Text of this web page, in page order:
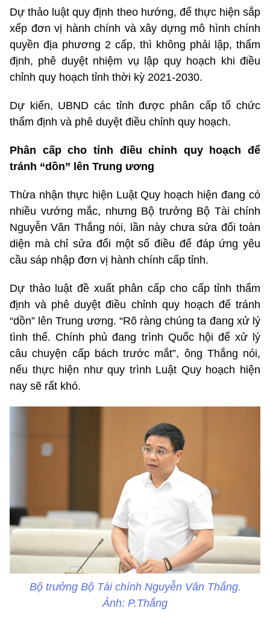
Dự thảo luật quy định theo hướng, để thực hiện sắp
xếp đơn vị hành chính và xây dựng mô hình chính
quyền địa phương 2 cấp, thì không phải lập, thẩm
định, phê duyệt nhiệm vụ lập quy hoạch khi điều
chỉnh quy hoạch tỉnh thời kỳ 2021-2030.
Dự kiến, UBND các tỉnh được phân cấp tổ chức
thẩm định và phê duyệt điều chỉnh quy hoạch.
Phân cấp cho tỉnh điều chỉnh quy hoạch để
tránh “dồn” lên Trung ương
Thừa nhận thực hiện Luật Quy hoạch hiện đang có
nhiều vướng mắc, nhưng Bộ trưởng Bộ Tài chính
Nguyễn Văn Thắng nói, lần này chưa sửa đổi toàn
diện mà chỉ sửa đổi một số điều để đáp ứng yêu
cầu sáp nhập đơn vị hành chính cấp tỉnh.
Dự thảo luật đề xuất phân cấp cho cấp tỉnh thẩm
định và phê duyệt điều chỉnh quy hoạch để tránh
“dồn” lên Trung ương. “Rõ ràng chúng ta đang xử lý
tình thế. Chính phủ đang trình Quốc hội để xử lý
câu chuyện cấp bách trước mắt”, ông Thắng nói,
nếu thực hiện như quy trình Luật Quy hoạch hiện
nay sẽ rất khó.
Bộ trưởng Bộ Tài chính Nguyễn Văn Thắng.
Ảnh: P.Thắng